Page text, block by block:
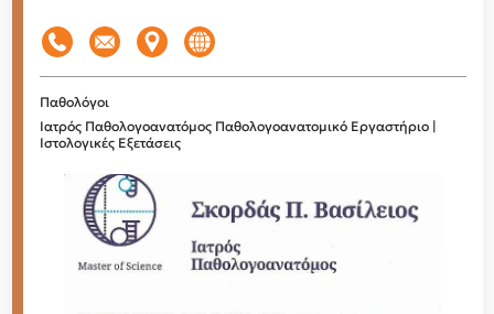
Παθολόγοι
Ιατρός Παθολογοανατόμος Παθολογοανατομικό Εργαστήριο |
Ιστολογικές Εξετάσεις